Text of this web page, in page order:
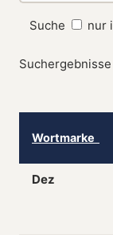
Suche nur
Wortmarke
Dez